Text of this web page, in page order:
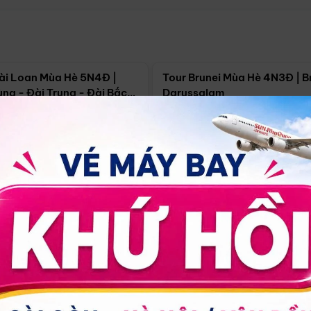
Loan Mùa Hè 5N4Đ |
- Đài Trung - Đài Bắc
18/09
Tour Brunei Mùa Hè 4N3Đ |
Darussalam
Hồ Chí Minh 4N3Đ
30/08 17/09 24/09
14.499.000đ Xem chi